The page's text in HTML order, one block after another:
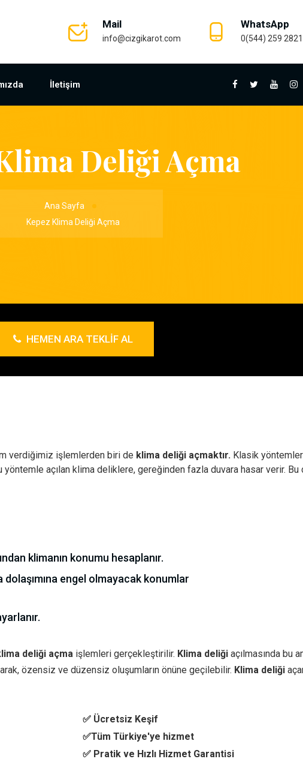
Mail
info@cizgikarot.com
WhatsApp
0(544) 259 2821
İletişim
Deliği Açma
Ana Sayfa
Kepez Klima Deliği Açma
HEMEN ARA TEKLIF AL
verdiğimiz işlemlerden biri de klima deliği açmaktır. Klasik
açılan klima deliklere, gereğinden fazla duvara hasar verir.
klimanın konumu hesaplanır.
engel olmayacak konumlar
deliği açma işlemleri gerçekleştirilir. Klima deliği açılmasında bu
özensiz ve düzensiz oluşumların önüne geçilebilir. Klima deliği
✅ Ücretsiz Keşif
✅Tüm Türkiye'ye hizmet
✅ Pratik ve Hızlı Hizmet Garantisi